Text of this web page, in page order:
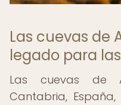
Las cuevas de
legado para
Las cuevas de
Cantabria,